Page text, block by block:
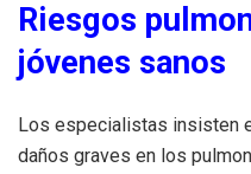
Riesgos
jóvenes sanos
Los especialistas insisten
daños graves en los